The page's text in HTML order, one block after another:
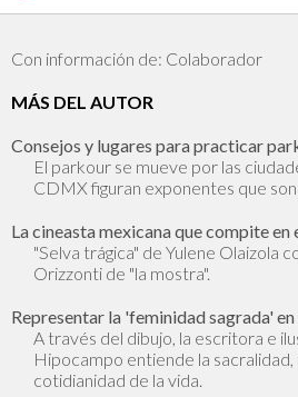
Con información de: Colaborador
MÁS DEL AUTOR
Consejos y lugares para practicar
El parkour se mueve por las
CDMX figuran exponentes que
La cineasta mexicana que compite en
"Selva trágica" de Yulene Olaizola
Orizzonti de "la mostra".
Representar la 'feminidad sagrada'
A través del dibujo, la escritora e
Hipocampo entiende la sacralidad,
cotidianidad de la vida.